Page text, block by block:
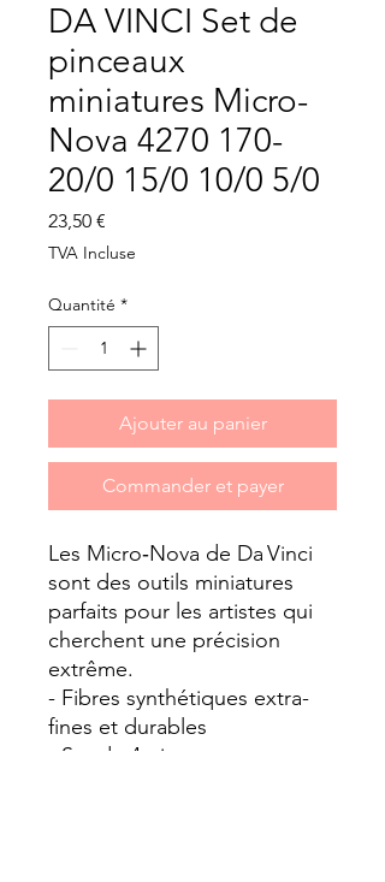
DA VINCI Set de
pinceaux
miniatures Micro-
Nova 4270 170-
20/0 15/0 10/0 5/0
23,50 €
TVA Incluse
Quantité *
Ajouter au panier
Commander et payer
Les Micro‑Nova de Da Vinci
sont des outils miniatures
parfaits pour les artistes qui
cherchent une précision
extrême.
- Fibres synthétiques extra-
fines et durables
- Set de 4 pinceaux